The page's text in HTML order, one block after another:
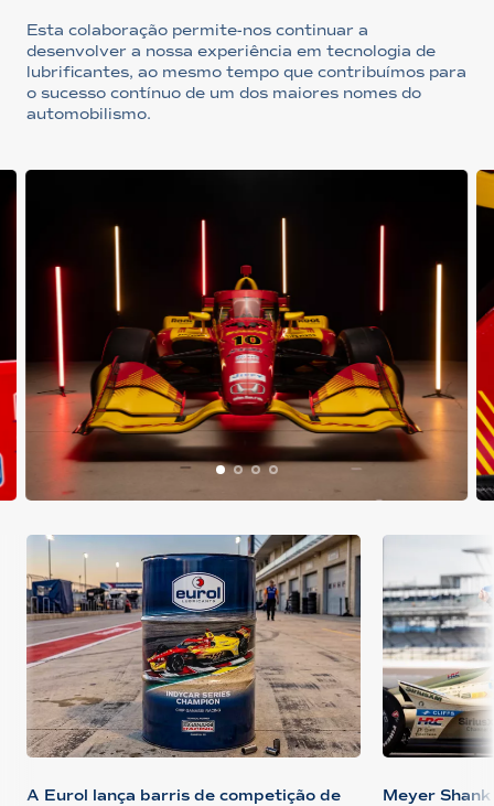
Esta colaboração permite-nos continuar a
desenvolver a nossa experiência em tecnologia de
lubrificantes, ao mesmo tempo que contribuímos para
o sucesso contínuo de um dos maiores nomes do
automobilismo.
A Eurol lança barris de competição de
Meyer